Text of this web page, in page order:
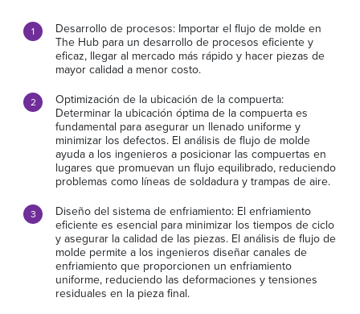
Desarrollo de procesos: Importar el flujo de molde en
The Hub para un desarrollo de procesos eficiente y
eficaz, llegar al mercado más rápido y hacer piezas de
mayor calidad a menor costo.
Optimización de la ubicación de la compuerta:
Determinar la ubicación óptima de la compuerta es
fundamental para asegurar un llenado uniforme y
minimizar los defectos. El análisis de flujo de molde
ayuda a los ingenieros a posicionar las compuertas en
lugares que promuevan un flujo equilibrado, reduciendo
problemas como líneas de soldadura y trampas de aire.
Diseño del sistema de enfriamiento: El enfriamiento
eficiente es esencial para minimizar los tiempos de ciclo
y asegurar la calidad de las piezas. El análisis de flujo de
molde permite a los ingenieros diseñar canales de
enfriamiento que proporcionen un enfriamiento
uniforme, reduciendo las deformaciones y tensiones
residuales en la pieza final.